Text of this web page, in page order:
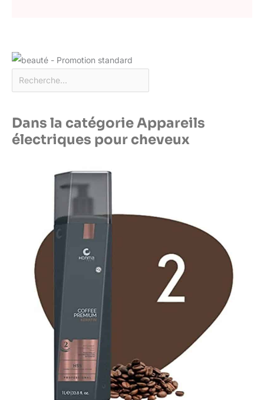
Dans la catégorie Appareils
électriques pour cheveux